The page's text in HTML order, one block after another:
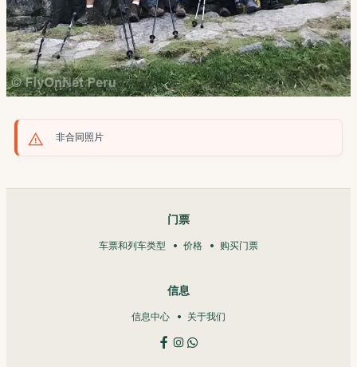
非合同照片
门票
车票和列车类型 价格 购买门票
信息
信息中心 关于我们